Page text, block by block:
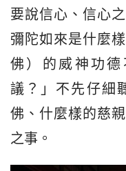
要說信心、信心
彌陀如來是什麼
佛）的威神功
議？」不先仔細
佛、什麼樣的慈
之事。